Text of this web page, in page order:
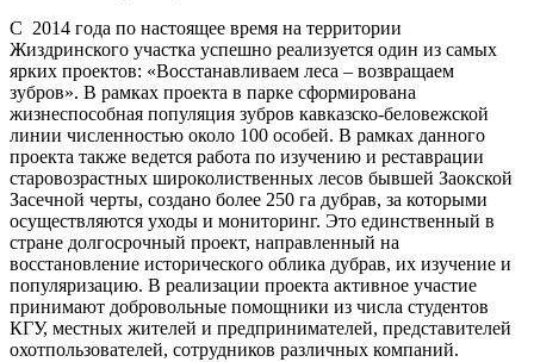
С 2014 года по настоящее время на территории
Жиздринского участка успешно реализуется один из самых
ярких проектов: «Восстанавливаем леса – возвращаем
зубров». В рамках проекта в парке сформирована
жизнеспособная популяция зубров кавказско-беловежской
линии численностью около 100 особей. В рамках данного
проекта также ведется работа по изучению и реставрации
старовозрастных широколиственных лесов бывшей Заокской
Засечной черты, создано более 250 га дубрав, за которыми
осуществляются уходы и мониторинг. Это единственный в
стране долгосрочный проект, направленный на
восстановление исторического облика дубрав, их изучение и
популяризацию. В реализации проекта активное участие
принимают добровольные помощники из числа студентов
КГУ, местных жителей и предпринимателей, представителей
охотпользователей, сотрудников различных компаний.